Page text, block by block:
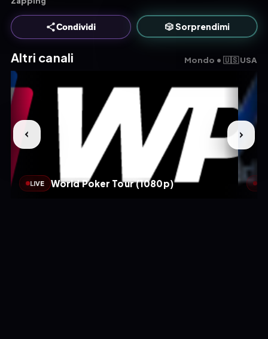
Condividi 🎲 Sorprendimi
Altri canali Mondo • 🇺🇸 USA
LIVE World Poker Tour (1080p)